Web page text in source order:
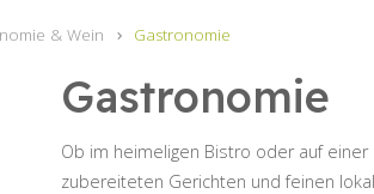
& Wein Gastronomie
Gastronomie
Ob im heimeligen Bistro oder auf
zubereiteten Gerichten und feinen